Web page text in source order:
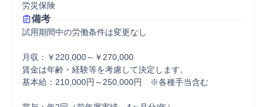
労災保険
備考
試用期間中の労働条件は変更なし
月収：￥220,000～￥270,000
賃金は年齢・経験等を考慮して決定します。
基本給：210,000円～250,000円　※各種手当含む